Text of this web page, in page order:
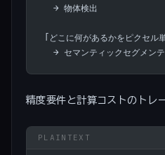
  → 物体検出
「どこに何があるかをピクセル
→ セマンティックセグメン
精度要件と計算コストのトレ